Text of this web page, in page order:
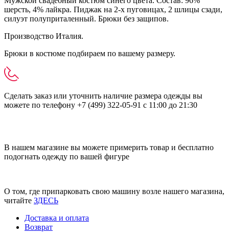
шерсть, 4% лайкра. Пиджак на 2-х пуговицах, 2 шлицы сзади,
силуэт полуприталенный. Брюки без защипов.
Производство Италия.
Брюки в костюме подбираем по вашему размеру.
Сделать заказ или уточнить наличие размера одежды вы
можете по телефону +7 (499) 322-05-91 с 11:00 до 21:30
В нашем магазине вы можете примерить товар и бесплатно
подогнать одежду по вашей фигуре
О том, где припарковать свою машину возле нашего магазина,
читайте ЗДЕСЬ
Доставка и оплата
Возврат